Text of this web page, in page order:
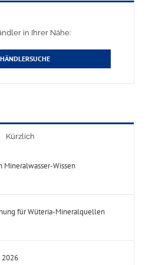
in Ihrer Nähe:
HÄNDLERSUCHE
Kürzlich
Mineralwasser-Wissen
für Wüteria-Mineralquellen
2026